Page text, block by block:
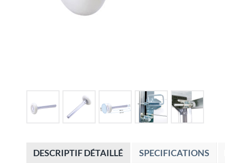
DESCRIPTIF DÉTAILLÉ SPECIFICATIONS